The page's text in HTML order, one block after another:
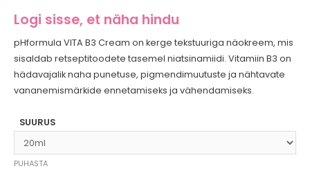
Logi sisse, et näha hindu
pHformula VITA B3 Cream on kerge tekstuuriga näokreem, mis
sisaldab retseptitoodete tasemel niatsinamiidi. Vitamiin B3 on
hädavajalik naha punetuse, pigmendimuutuste ja nähtavate
vananemismärkide ennetamiseks ja vähendamiseks.
SUURUS
PUHASTA